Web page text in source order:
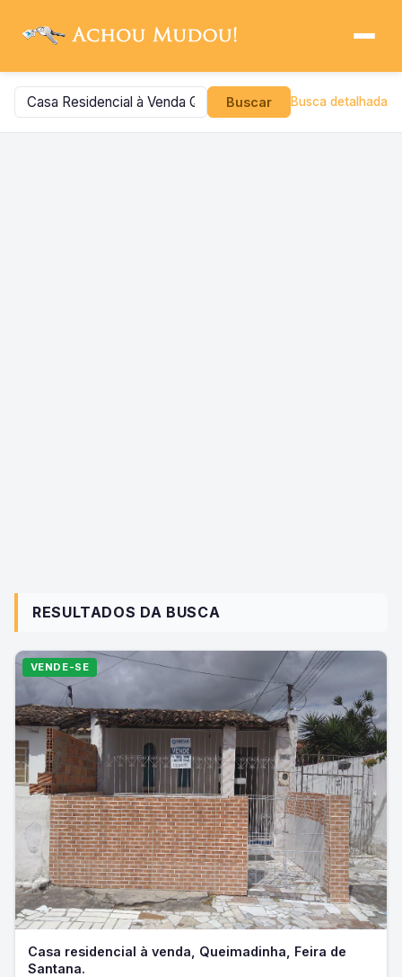
Buscar Busca detalhada
RESULTADOS DA BUSCA
VENDE-SE
Casa residencial à venda, Queimadinha, Feira de
Santana.